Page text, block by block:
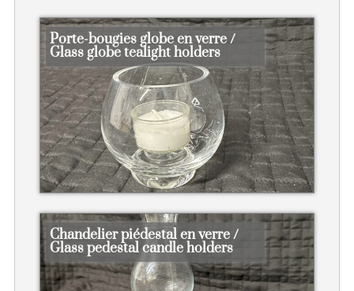
Porte-bougies globe en verre /
Glass globe tealight holders
Chandelier piédestal en verre /
Glass pedestal candle holders